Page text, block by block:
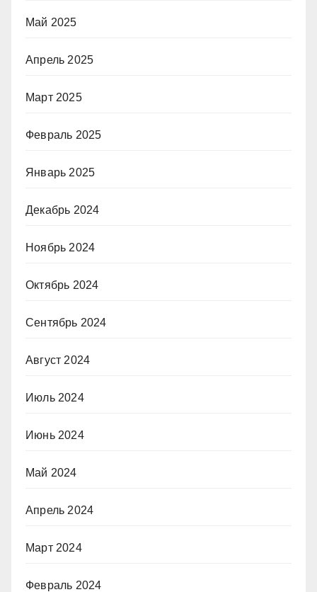
Май 2025
Апрель 2025
Март 2025
Февраль 2025
Январь 2025
Декабрь 2024
Ноябрь 2024
Октябрь 2024
Сентябрь 2024
Август 2024
Июль 2024
Июнь 2024
Май 2024
Апрель 2024
Март 2024
Февраль 2024